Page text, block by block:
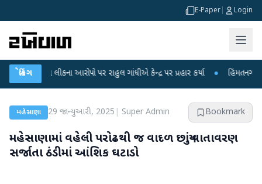
E-Paper Login
બ્રેકિંગ
લીકના આરોપો પર રાહુલ ગાંધીએ કેન્દ્ર પર પ્રહાર કર્યા ● હિંમતનગરમાં રહસ્યમય
મહેસાણા 29 જાન્યુઆરી, 2025 Super Admin Bookmark
મહેસાણામાં વહેલી પરોઢથી જ વાદળ છાયું વાતાવરણ
સર્જાતા ઠંડીમાં આંશિક ઘટાડો